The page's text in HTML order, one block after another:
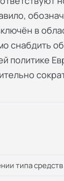
в
снабдить
политике
типа